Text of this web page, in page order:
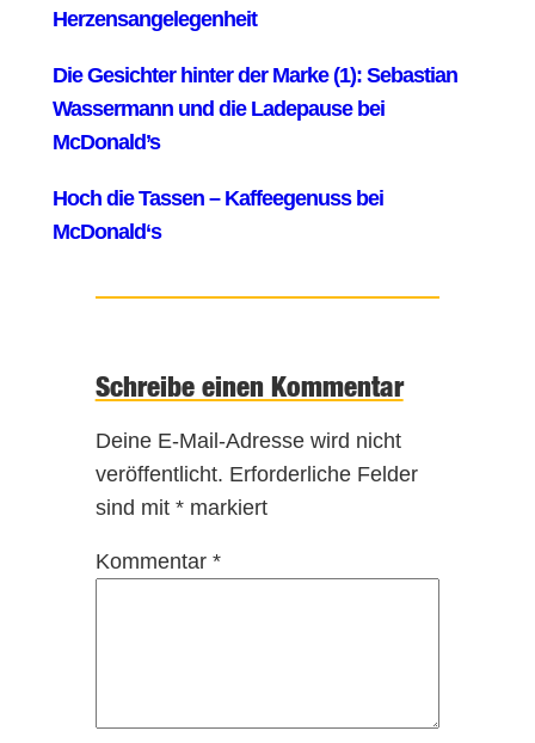
Schreibe einen Kommentar
Deine E-Mail-Adresse wird nicht
veröffentlicht. Erforderliche Felder
sind mit *markiert
Kommentar *